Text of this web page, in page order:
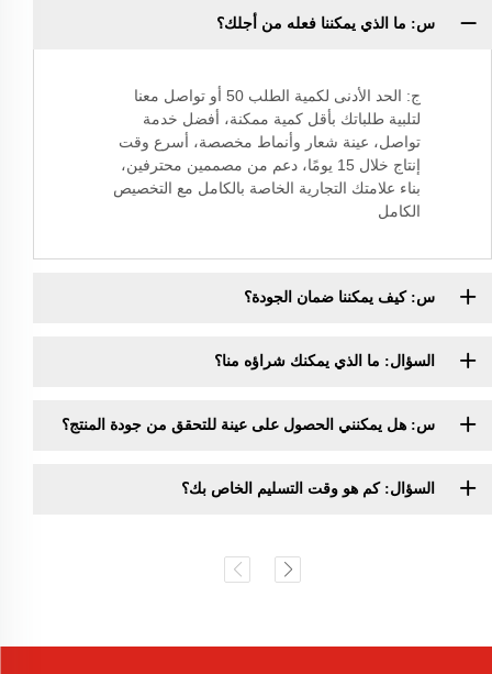
س: ما الذي يمكننا فعله من أجلك؟
ج: الحد الأدنى لكمية الطلب 50 أو تواصل معنا
لتلبية طلباتك بأقل كمية ممكنة، أفضل خدمة
تواصل، عينة شعار وأنماط مخصصة، أسرع وقت
إنتاج خلال 15 يومًا، دعم من مصممين محترفين،
بناء علامتك التجارية الخاصة بالكامل مع التخصيص
الكامل
س: كيف يمكننا ضمان الجودة؟
السؤال: ما الذي يمكنك شراؤه منا؟
س: هل يمكنني الحصول على عينة للتحقق من جودة المنتج؟
السؤال: كم هو وقت التسليم الخاص بك؟